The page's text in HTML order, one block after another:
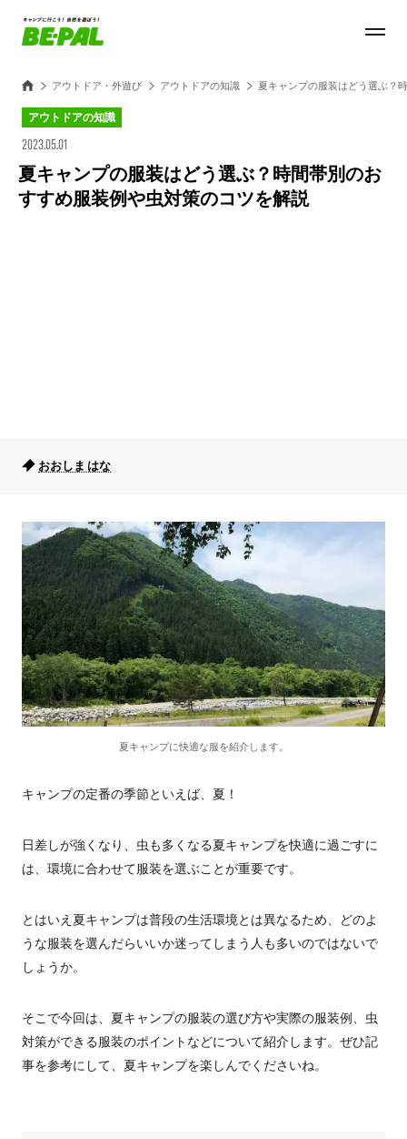
アウトドア・外遊び アウトドアの知識 夏キャンプの服装はどう選ぶ？
アウトドアの知識
2023.05.01
夏キャンプの服装はどう選ぶ？時間帯別のお
すすめ服装例や虫対策のコツを解説
おおしま はな
夏キャンプに快適な服を紹介します。
キャンプの定番の季節といえば、夏！
日差しが強くなり、虫も多くなる夏キャンプを快適に過ごすに
は、環境に合わせて服装を選ぶことが重要です。
とはいえ夏キャンプは普段の生活環境とは異なるため、どのよ
うな服装を選んだらいいか迷ってしまう人も多いのではないで
しょうか。
そこで今回は、夏キャンプの服装の選び方や実際の服装例、虫
対策ができる服装のポイントなどについて紹介します。ぜひ記
事を参考にして、夏キャンプを楽しんでくださいね。